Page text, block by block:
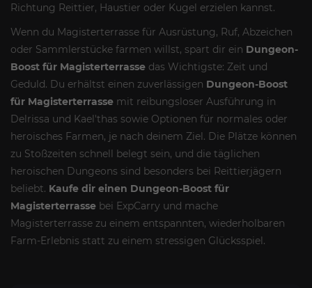
Richtung Reittier, Haustier oder Kugel erzielen kannst.
Wenn du Magisterterrasse für Ausrüstung, Ruf, Abzeichen
oder Sammlerstücke farmen willst, spart dir ein Dungeon-
Boost für Magisterterrasse das Wichtigste: Zeit und
Geduld. Du erhältst einen zuverlässigen Dungeon-Boost
für Magisterterrasse mit reibungsloser Ausführung in
Delrissa und Kael'thas sowie Optionen für normales oder
heroisches Farmen, je nach deinem Ziel. Die Plätze können
zu Stoßzeiten schnell belegt sein, und die täglichen
heroischen Dungeons sind besonders bei Reittierjägern
beliebt. Kaufe dir einen Dungeon-Boost für
Magisterterrasse bei ExpCarry und mache
Magisterterrasse zu einem entspannten, wiederholbaren
Farm-Erlebnis statt zu einem stressigen Glücksspiel.